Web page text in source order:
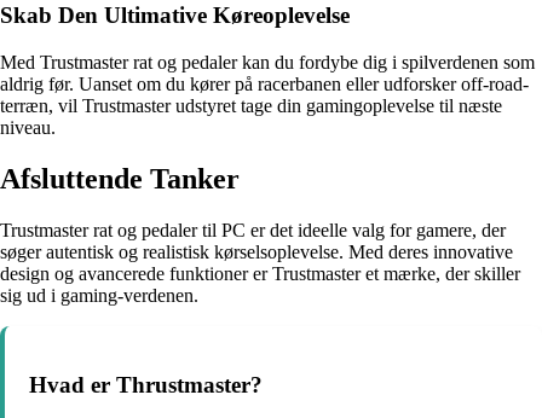
Skab Den Ultimative Køreoplevelse
Med Trustmaster rat og pedaler kan du fordybe dig i spilverdenen som
aldrig før. Uanset om du kører på racerbanen eller udforsker off-road-
terræn, vil Trustmaster udstyret tage din gamingoplevelse til næste
niveau.
Afsluttende Tanker
Trustmaster rat og pedaler til PC er det ideelle valg for gamere, der
søger autentisk og realistisk kørselsoplevelse. Med deres innovative
design og avancerede funktioner er Trustmaster et mærke, der skiller
sig ud i gaming-verdenen.
Hvad er Thrustmaster?